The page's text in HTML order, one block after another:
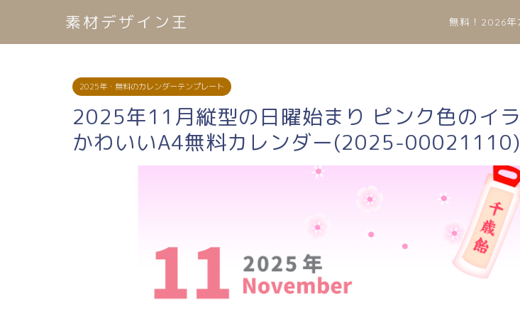
素材デザイン王 無料！2026年
2025年・無料のカレンダーテンプレート
2025年11月縦型の日曜始まり ピンク色のイ
かわいいA4無料カレンダー(2025-00021110)